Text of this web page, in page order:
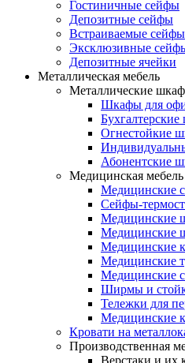
Гостиничные сейфы
Депозитные сейфы
Встраиваемые сейфы
Эксклюзивные
Депозитные ячейки
Металлическая мебель
Металлические
Шкафы для
Огнестойкие
Абонентские
Медицинская мебель
Медицинские
Сейфы-
Медицинские
Медицинские
Медицинские
Медицинские
Медицинские
Ширмы и
Тележки для
Медицинские
Кровати на
Производственная
Верстаки и их